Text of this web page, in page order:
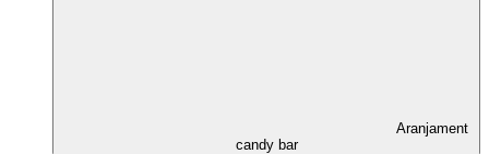
Aranjament
candy bar